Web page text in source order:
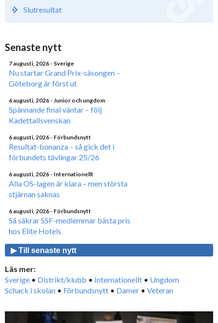
Slutresultat
Senaste nytt
7 augusti, 2026 - Sverige
Nu startar Grand Prix-säsongen –
Göteborg är först ut
6 augusti, 2026 - Junior och ungdom
Spännande final väntar – följ
Kadettallsvenskan
6 augusti, 2026 - Förbundsnytt
Resultat-bonanza – så gick det i
förbundets tävlingar 25/26
6 augusti, 2026 - Internationellt
Alla OS-lagen är klara – men största
stjärnan saknas
6 augusti, 2026 - Förbundsnytt
Så säkrar SSF-medlemmar bästa pris
hos Elite Hotels
▶ Till senaste nytt
Läs mer:
Sverige • Distrikt/klubb • Internationellt • Ungdom
Schack i skolan • Förbundsnytt • Damer • Veteran